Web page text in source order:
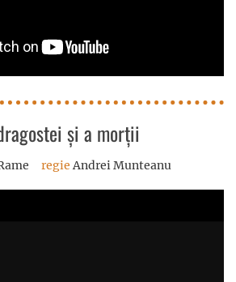
și a morții
regieAndrei Munteanu